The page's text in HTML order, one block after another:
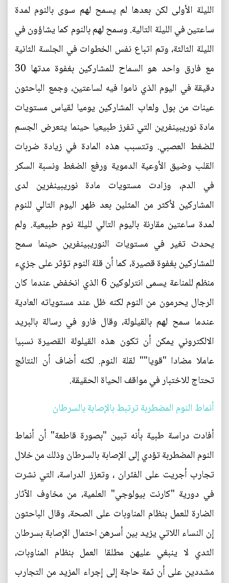
الليلة الأولى لكن بعدها لم يسمح لهم سوى بالنوم لمدة
ساعتين في الليلة التالية. وسمح لهم بالنوم كما يشاؤون في
الليلة الثالثة، وتم اتباع نفس الخطوات في الجلسة الثانية
مع فارق واحد هو السماح للمشاركين بغفوة مدتها 30
دقيقة في اليوم الذي ناموا فيه لساعتين، وجمع الباحثون
عينات من بول ولعاب المشاركين يوميا لقياس مستويات
مادة نوريبينفرين التي تفرز طبيعيا حينما يتعرض الجسم
للضغط العصبي. وتتسبب هذه المادة في زيادة ضربات
القلب وضيق الأوعية الدموية ورفع الضغط ونسبة السكر
في الدم، وزادت مستويات مادة نوريبينفرين لدى
المشاركين لأكثر من المثلين بعد ظهر اليوم التالي للنوم
لمدة ساعتين مقارنة باليوم التالي لليلة نوم طبيعية. ولم
يحدث تغير في مستويات النوريبينفرين حينما سمح
للمشاركين بغفوة قصيرة، كما أن قلة النوم تؤثر على جزيء
منظم للمناعة يسمى انترلوكين 6 الذي انخفض عندما كان
الرجال يحرمون من النوم لكنه ظل عند مستوياته العادية
عندما سمح لهم بالقيلولة، وقال فارو في رسالة بالبريد
الالكتروني يمكن أن تكون هذه القيلولة القصيرة نسبيا
عاملا مضادا "قويا"" لقلة النوم. لكنه أضاف أن النتائج
تحتاج للاختبار في مواقف الحياة الحقيقة.
أنماط النوم المضطربة ترتبط بالإصابة بالسرطان
أفادت دراسة طبية بأنه تبين "بصورة قاطعة" أن أنماط
النوم المضطربة تؤدي إلى الإصابة بالسرطان وذلك من خلال
تجارب أجريت على الفئران ، وتعزز الدراسة، التي نشرت
في دورية "كارنت بيولوجي" العلمية، من مخاوف الآثار
الضارة للعمل بنظام المناوبات على الصحة، وقال الباحثون
إن النساء اللاتي يزيد بين أسرهن احتمال الإصابة بسرطان
الثدي لا ينبغي عليهن مطلقا العمل بنظام المناوبات،
مشددين على أن ثمة حاجة إلى إجراء المزيد من التجارب